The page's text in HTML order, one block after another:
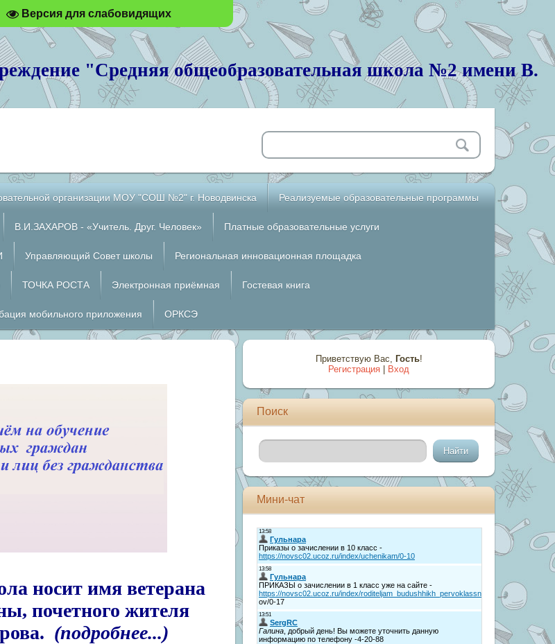
Версия для слабовидящих
"Средняя общеобразовательная школа №2 имени В.
организации МОУ "СОШ №2" г. Новодвинска Реализуемые образовательные программы
В.И.ЗАХАРОВ - «Учитель. Друг. Человек» Платные образовательные услуги
Управляющий Совет школы Региональная инновационная площадка
ТОЧКА РОСТА Электронная приёмная Гостевая книга
мобильного приложения ОРКСЭ
носит имя ветерана
почетного жителя
(подробнее...)
Приветствую Вас, Гость!
Регистрация
Вход
Поиск
Мини-чат